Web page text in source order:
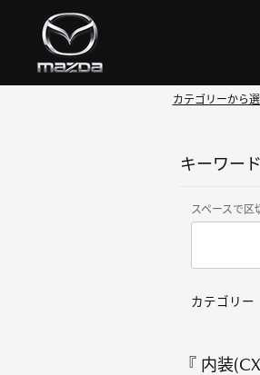
カテゴリーから
キーワー
スペースで区
カテゴリー
『 内装